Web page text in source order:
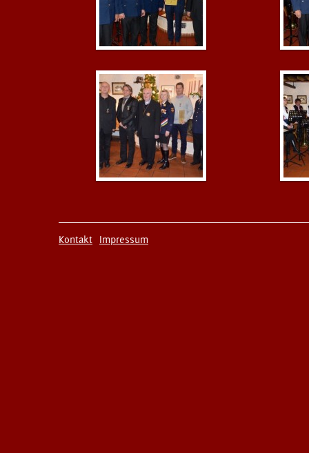
Kontakt Impressum